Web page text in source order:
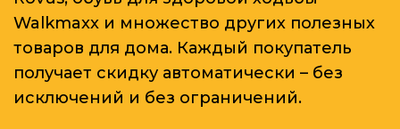
Walkmaxx и множество других полезных
товаров для дома. Каждый покупатель
получает скидку автоматически – без
исключений и без ограничений.